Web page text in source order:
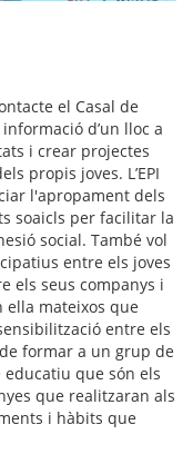
el Casal de
d’un lloc a
i crear projectes
propis joves. L’EPI
l'apropament dels
soaicls per facilitar la
social. També vol
entre els joves
els seus companys i
mateixos que
entre els
formar a un grup de
que són els
que realitzaran als
i hàbits que